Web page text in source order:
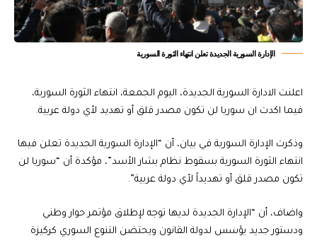
الإدارة السورية الجديدة تعلن انتهاء الثورة السورية
اعلنت الادارة السورية الجديدة، اليوم الجمعة، انتهاء الثورة السورية،
فيما اكدت ان سوريا لن تكون مصدر قلق أو تهديد لأي دولة عربية.
وذكرت الإدارة السورية في بيان، أن “الإدارة السورية الجديدة تعلن فيها
انتهاء الثورة السورية بسقوط نظام بشار الأسد”، مؤكدة أن “سوريا لن
تكون مصدر قلق أو تهديداً لأي دولة عربية”.
واضاف، أن “الإدارة الجديدة لديها توجه لإطلاق مؤتمر حوار وطني
ودستور جديد يؤسس لدولة القانون ويحتضن التنوع السوري كركيزة